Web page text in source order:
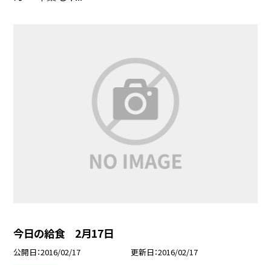
今日の給食 2月17日
公開日 2016/02/17 更新日 2016/02/17